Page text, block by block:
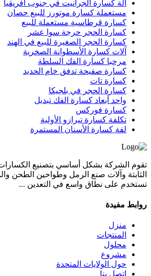
آلة كسارة الجرانيت في جنوب أفريقيا
مستعملة كسارة موتورز للبيع حصان
كسارة قرطاسية مستعملة للبيع
كسارة الحجر حرجة سوا عشر
كسارة الحجر الصغيرة للبيع في الهند
آلات كسارة الأسطوانة الصخرية
مرحبا كسارة الفك السلطة
كسارة صفيحة تدفق خام الحديد
كسارة تات
كسارة الحجر في بلجيكا
واحد أبعاد كسارة الفك تبديل
كسارة فوركس
تكلفة كسارة تيرازو الأولية
لفة كسارة الأسنان المستمرة
تقوم الشركة بشكل أساسي بتصنيع الكسارات
الثابتة وآلات صنع الرمل وطواحين الطحن
تستخدم على نطاق واسع في التعدين ...
روابط مفيدة
منزل
المنتجات
محلول
مشروع
حول الولايات المتحدة
اتصل بنا